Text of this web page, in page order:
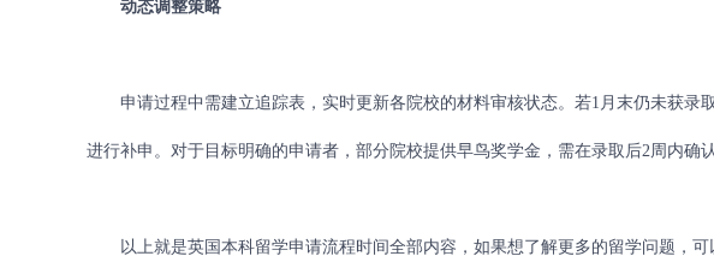
动态调整策略
申请过程中需建立追踪表，实时更新各院校的材料审核状态。若1月末仍未获录取
进行补申。对于目标明确的申请者，部分院校提供早鸟奖学金，需在录取后2周内确认
以上就是英国本科留学申请流程时间全部内容，如果想了解更多的留学问题，可